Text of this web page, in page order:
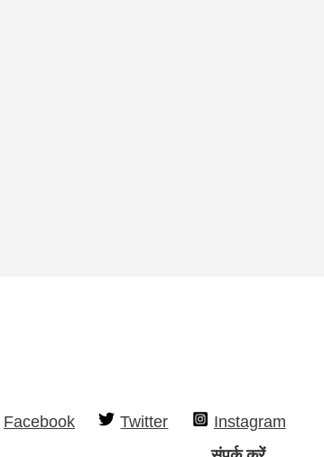
Facebook Twitter
Instagram